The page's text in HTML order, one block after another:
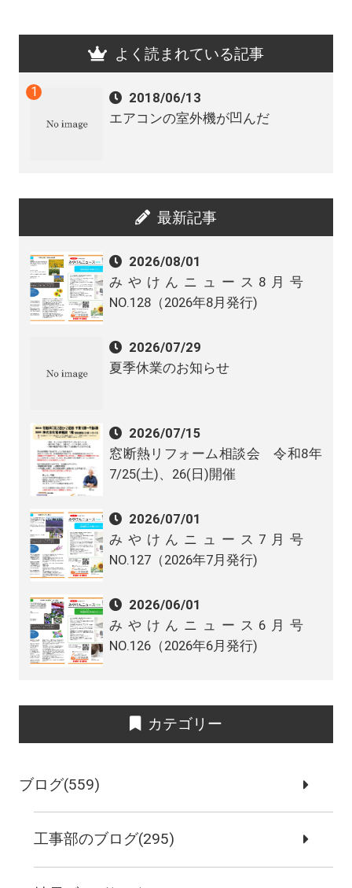
よく読まれている記事
2018/06/13
エアコンの室外機が凹んだ
最新記事
2026/08/01
みやけんニュース8月号
NO.128（2026年8月発行)
2026/07/29
夏季休業のお知らせ
2026/07/15
窓断熱リフォーム相談会 令和8年
7/25(土)、26(日)開催
2026/07/01
みやけんニュース7月号
NO.127（2026年7月発行)
2026/06/01
みやけんニュース6月号
NO.126（2026年6月発行)
カテゴリー
ブログ(559)
工事部のブログ(295)